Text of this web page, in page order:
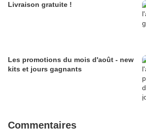
Livraison gratuite !
Les promotions du mois d'août - new
kits et jours gagnants
Commentaires